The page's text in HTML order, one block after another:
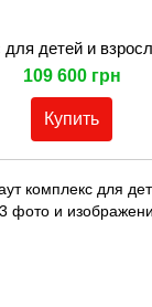
для детей и
109 600 грн
Купить